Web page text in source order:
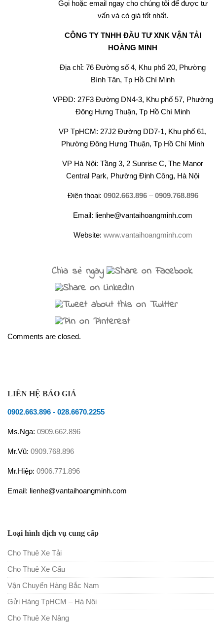
Gọi hoặc email ngay cho chúng tôi để được tư
vấn và có giá tốt nhất.
CÔNG TY TNHH ĐẦU TƯ XNK VẬN TẢI
HOÀNG MINH
Địa chỉ: 76 Đường số 4, Khu phố 20, Phường
Bình Tân, Tp Hồ Chí Minh
VPĐD: 27F3 Đường DN4-3, Khu phố 57, Phường
Đông Hưng Thuận, Tp Hồ Chí Minh
VP TpHCM: 27J2 Đường DD7-1, Khu phố 61,
Phường Đông Hưng Thuận, Tp Hồ Chí Minh
VP Hà Nội: Tầng 3, 2 Sunrise C, The Manor
Central Park, Phường Định Công, Hà Nội
Điện thoại: 0902.663.896–0909.768.896
Email: lienhe@vantaihoangminh.com
Website: www.vantaihoangminh.com
Chia sẻ ngay
Comments are closed.
LIÊN HỆ BÁO GIÁ
0902.663.896 - 028.6670.2255
Ms.Nga: 0909.662.896
Mr.Vũ: 0909.768.896
Mr.Hiệp: 0906.771.896
Email: lienhe@vantaihoangminh.com
Loại hình dịch vụ cung cấp
Cho Thuê Xe Tải
Cho Thuê Xe Cẩu
Vận Chuyển Hàng Bắc Nam
Gửi Hàng TpHCM – Hà Nội
Cho Thuê Xe Nâng